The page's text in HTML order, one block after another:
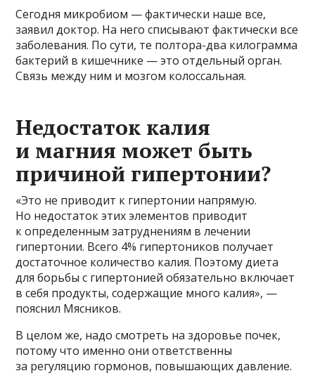
Сегодня микробиом — фактически наше все,
заявил доктор. На него списывают фактически все
заболевания. По сути, те полтора-два килограмма
бактерий в кишечнике — это отдельный орган.
Связь между ним и мозгом колоссальная.
​Недостаток калия
и магния может быть
причиной гипертонии?
«Это не приводит к гипертонии напрямую.
Но недостаток этих элементов приводит
к определенным затруднениям в лечении
гипертонии. Всего 4% гипертоников получает
достаточное количество калия. Поэтому диета
для борьбы с гипертонией обязательно включает
в себя продукты, содержащие много калия», —
пояснил Мясников.
В целом же, надо смотреть на здоровье почек,
потому что именно они ответственны
за регуляцию гормонов, повышающих давление.